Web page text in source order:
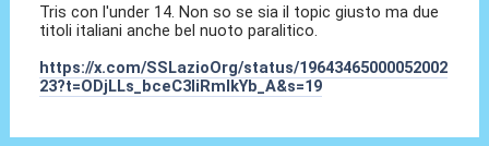
Tris con l'under 14. Non so se sia il topic giusto ma due
titoli italiani anche bel nuoto paralitico.
https://x.com/SSLazioOrg/status/19643465000052002
23?t=ODjLLs_bceC3liRmIkYb_A&s=19